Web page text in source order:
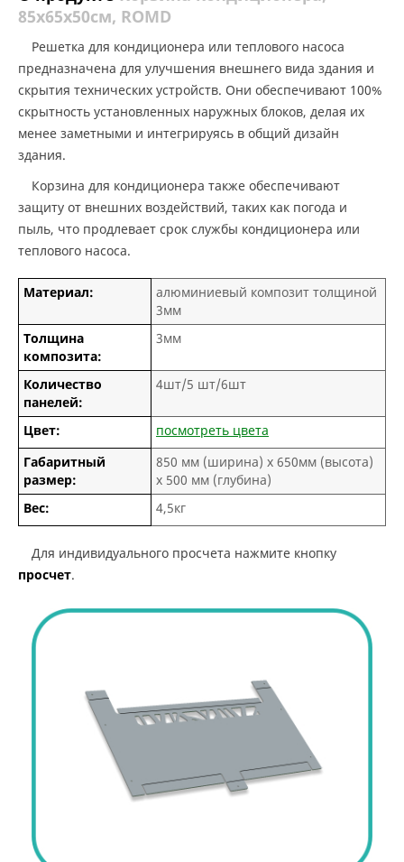
85х65х50см, ROMD
Решетка для кондиционера или теплового насоса
предназначена для улучшения внешнего вида здания и
скрытия технических устройств. Они обеспечивают 100%
скрытность установленных наружных блоков, делая их
менее заметными и интегрируясь в общий дизайн
здания.
Корзина для кондиционера также обеспечивают
защиту от внешних воздействий, таких как погода и
пыль, что продлевает срок службы кондиционера или
теплового насоса.
Материал:
алюминиевый композит толщиной
3мм
Толщина
композита:
3мм
Количество
панелей:
4шт/5 шт/6шт
Цвет:
посмотреть цвета
Габаритный
размер:
850 мм (ширина) х 650мм (высота)
х 500 мм (глубина)
Вес:
4,5кг
Для индивидуального просчета нажмите кнопку
просчет.